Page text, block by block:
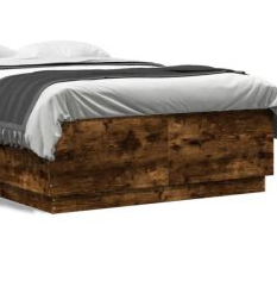
Тренажори за баланс
Подложки за фитнес уреди
Лостове за набиране
Силови кули
Йога и пилатес